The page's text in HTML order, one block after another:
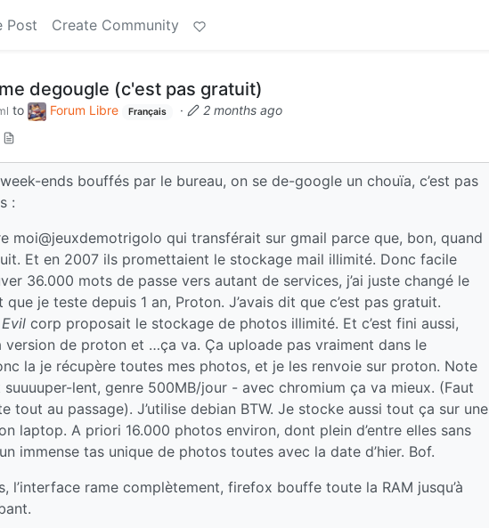
Post Create Community
degougle (c'est pas gratuit)
to Forum Libre Français ·
2 months ago
ends bouffés par le bureau, on se de-google un chouïa, c’est pas
:
moi@jeuxdemotrigolo qui transférait sur gmail parce que, bon, quand
Et en 2007 ils promettaient le stockage mail illimité. Donc facile
36.000 mots de passe vers autant de services, j’ai juste changé le
je teste depuis 1 an, Proton. J’avais dit que c’est pas gratuit.
corp proposait le stockage de photos illimité. Et c’est fini aussi,
version de proton et …ça va. Ça uploade pas vraiment dans le
la je récupère toutes mes photos, et je les renvoie sur proton. Note
lent, genre 500MB/jour - avec chromium ça va mieux. (Faut
tout au passage). J’utilise debian BTW. Je stocke aussi tout ça sur une
laptop. A priori 16.000 photos environ, dont plein d’entre elles sans
immense tas unique de photos toutes avec la date d’hier. Bof.
l’interface rame complètement, firefox bouffe toute la RAM jusqu’à